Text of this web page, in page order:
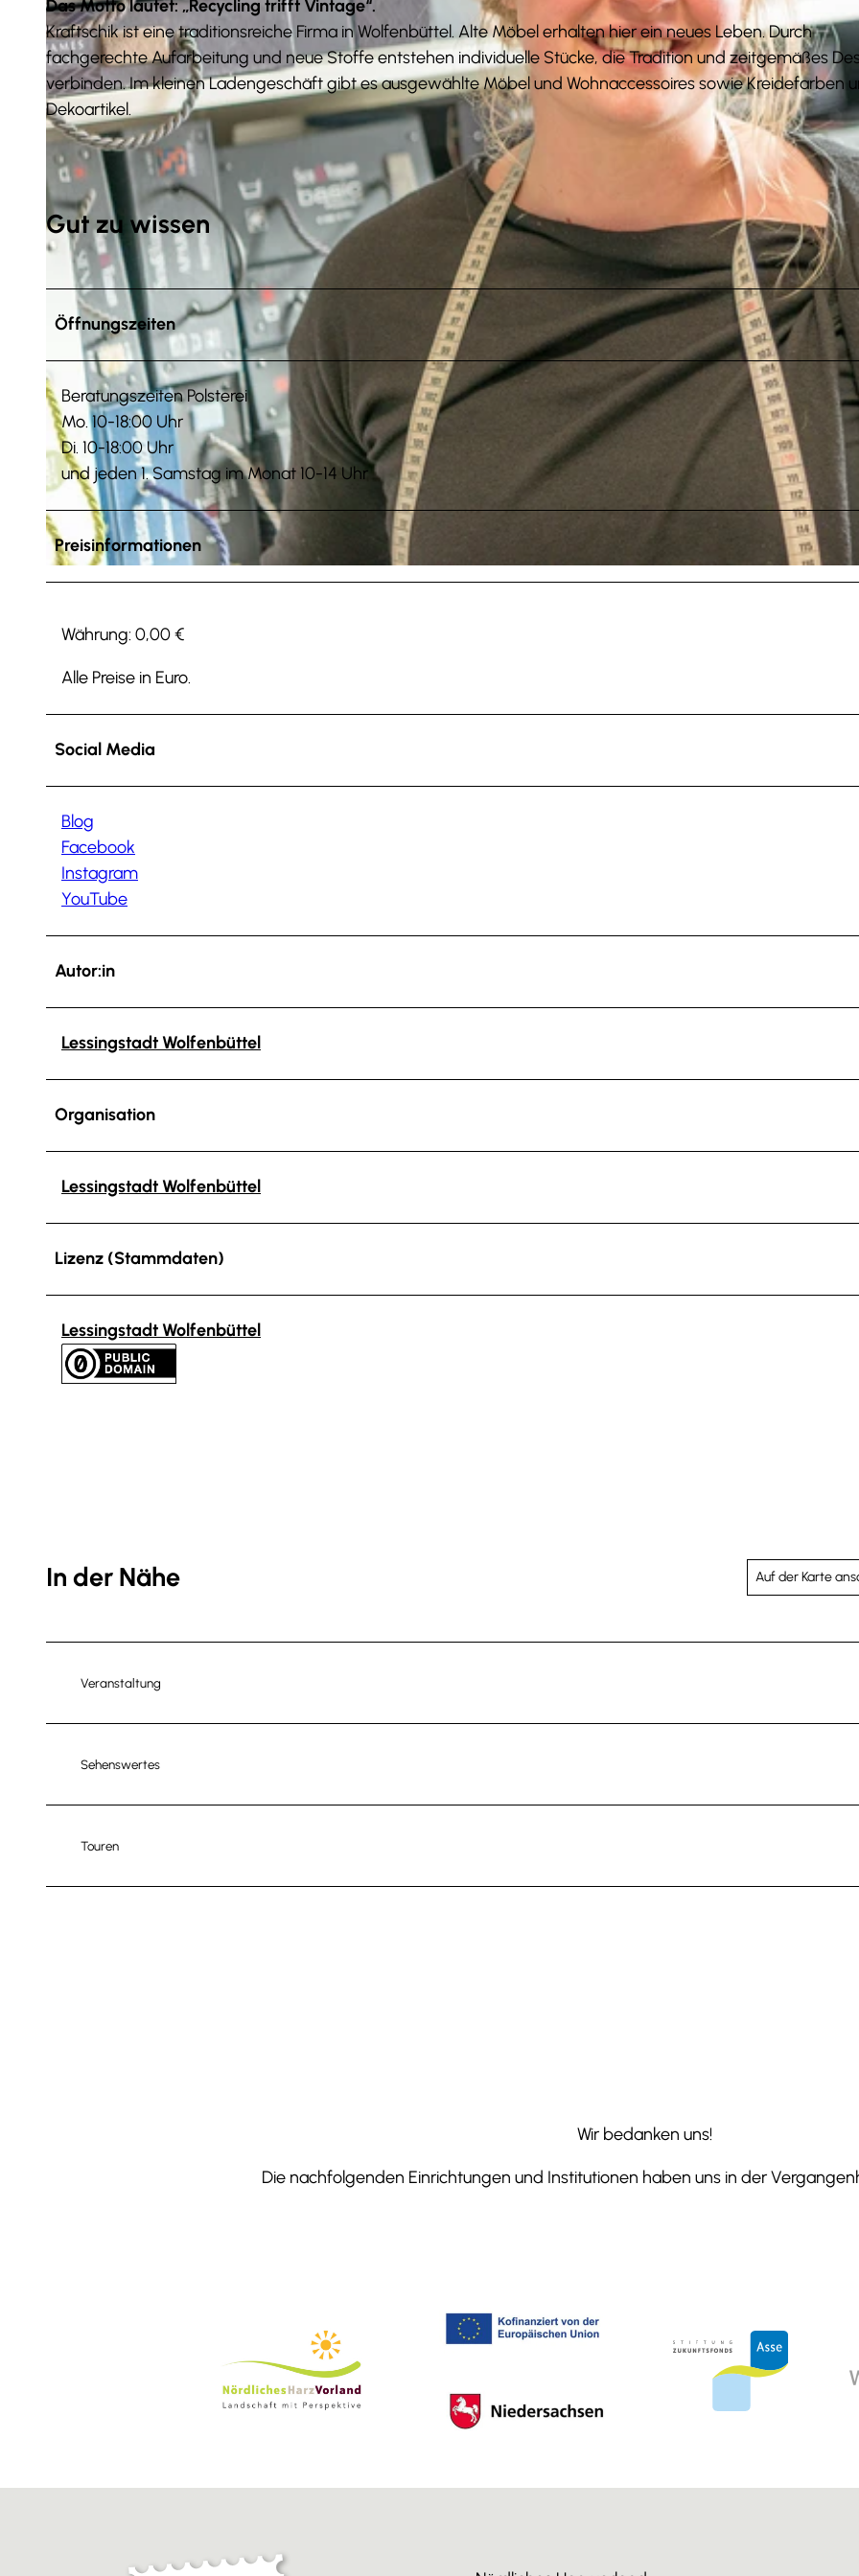
© Andreas Molau |CC0
Das Motto lautet: „Recycling trifft Vintage“.
Kraftschik ist eine traditionsreiche Firma in Wolfenbüttel. Alte Möbel erhalten hier ein neues Leben. Durch
fachgerechte Aufarbeitung und neue Stoffe entstehen individuelle Stücke, die Tradition und zeitgemäßes
verbinden. Im kleinen Ladengeschäft gibt es ausgewählte Möbel und Wohnaccessoires sowie Kreidefarben
Dekoartikel.
Gut zu wissen
Öffnungszeiten
Beratungszeiten Polsterei
Mo. 10-18:00 Uhr
Di. 10-18:00 Uhr
und jeden 1. Samstag im Monat 10-14 Uhr
Preisinformationen
Währung: 0,00 €
Alle Preise in Euro.
Social Media
Blog
Facebook
Instagram
YouTube
Autor:in
Lessingstadt Wolfenbüttel
Organisation
Lessingstadt Wolfenbüttel
Lizenz (Stammdaten)
Lessingstadt Wolfenbüttel
In der Nähe Auf der Karte
Veranstaltung
Sehenswertes
Touren
Wir bedanken uns!
Die nachfolgenden Einrichtungen und Institutionen haben uns in der